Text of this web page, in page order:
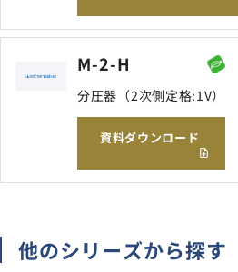
M-2-H
分圧器（2次側定格:1V）
資料ダウンロード
他のシリーズから探す